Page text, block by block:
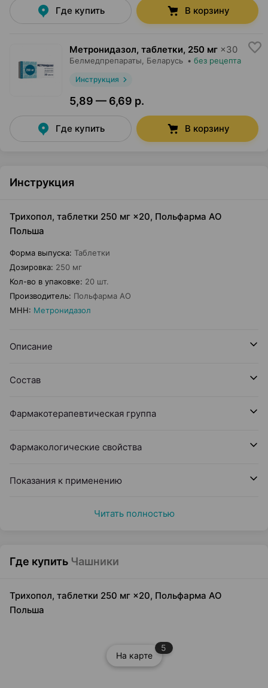
Где купить В корзину
Метронидазол, таблетки, 250 мг ×30
Белмедпрепараты , Беларусь • без рецепта
Инструкция
5,89 — 6,69 р.
Где купить В корзину
Инструкция
Трихопол, таблетки 250 мг ×20, Польфарма AO
Польша
Форма выпуска: Таблетки
Дозировка: 250 мг
Кол-во в упаковке: 20 шт.
Производитель: Польфарма AO
МНН: Метронидазол
Описание
Состав
Фармакотерапевтическая группа
Фармакологические свойства
Показания к применению
Читать полностью
Где купить Чашники
Трихопол, таблетки 250 мг ×20, Польфарма AO
Польша
На карте
5